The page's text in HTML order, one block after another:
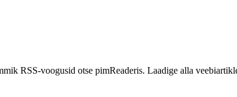
RSS-voogusid otse pimReaderis. Laadige alla